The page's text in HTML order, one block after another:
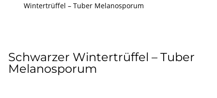
Wintertrüffel – Tuber Melanosporum
Schwarzer Wintertrüffel – Tuber
Melanosporum